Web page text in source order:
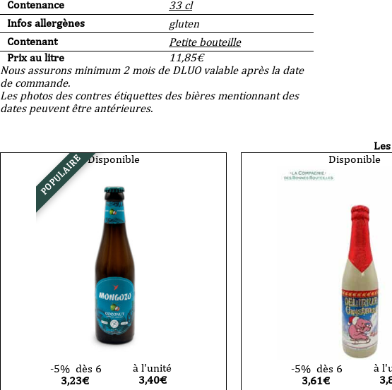
Contenance
33 cl
Infos allergènes
gluten
Contenant
Petite bouteille
Prix au litre
11,85€
Nous assurons minimum 2 mois de DLUO valable après la date
de commande.
Les photos des contres étiquettes des bières mentionnant des
dates peuvent être antérieures.
POPULAIRE Disponible
-5% dès 6
3,23€
à l'unité
3,40€
Disponible
-5% dès 6
3,61€
à